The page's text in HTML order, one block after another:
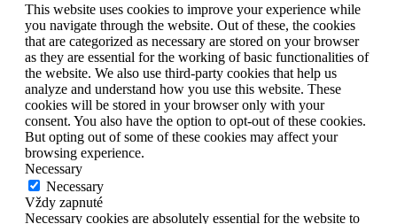
This website uses cookies to improve your experience while
you navigate through the website. Out of these, the cookies
that are categorized as necessary are stored on your browser
as they are essential for the working of basic functionalities of
the website. We also use third-party cookies that help us
analyze and understand how you use this website. These
cookies will be stored in your browser only with your
consent. You also have the option to opt-out of these cookies.
But opting out of some of these cookies may affect your
browsing experience.
Necessary
Necessary
Vždy zapnuté
Necessary cookies are absolutely essential for the website to